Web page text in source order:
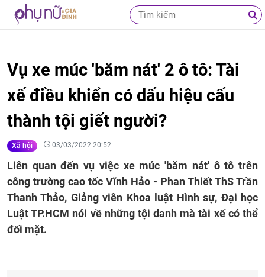
Vụ xe múc 'băm nát' 2 ô tô: Tài
xế điều khiển có dấu hiệu cấu
thành tội giết người?
Xã hội 03/03/2022 20:52
Liên quan đến vụ việc xe múc 'băm nát' ô tô trên
công trường cao tốc Vĩnh Hảo - Phan Thiết ThS Trần
Thanh Thảo, Giảng viên Khoa luật Hình sự, Đại học
Luật TP.HCM nói về những tội danh mà tài xế có thể
đối mặt.